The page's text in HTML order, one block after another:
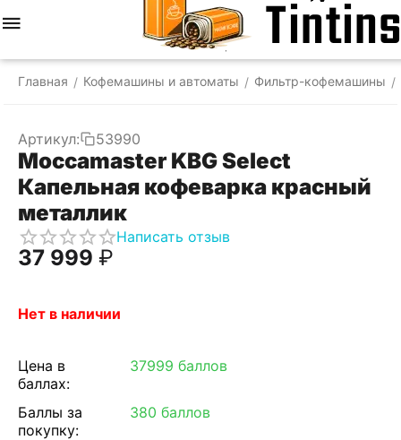
Главная / Кофемашины и автоматы / Фильтр-кофемашины /
Артикул: 53990
Moccamaster KBG Select
Капельная кофеварка красный
металлик
Написать отзыв
37 999 ₽
Нет в наличии
Цена в
баллах:
37999 баллов
Баллы за
покупку:
380 баллов
Корзина Отложенные
товары
Аккаунт